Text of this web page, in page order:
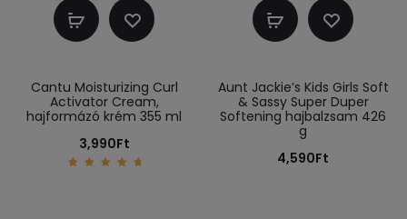
Kosárba
Cantu Moisturizing Curl
Activator Cream,
hajformázó krém 355 ml
3,990Ft
Kosárba
Aunt Jackie’s Kids Girls Soft
& Sassy Super Duper
Softening hajbalzsam 426
g
4,590Ft